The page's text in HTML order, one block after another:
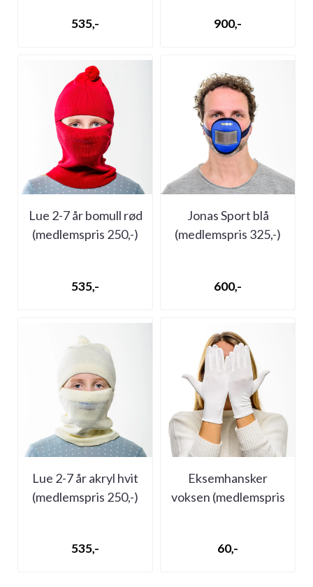
535,- 900,-
Lue 2-7 år bomull rød
(medlemspris 250,-)
535,-
Jonas Sport blå
(medlemspris 325,-)
600,-
Lue 2-7 år akryl hvit
(medlemspris 250,-)
535,-
Eksemhansker
voksen (medlemspris
60,-